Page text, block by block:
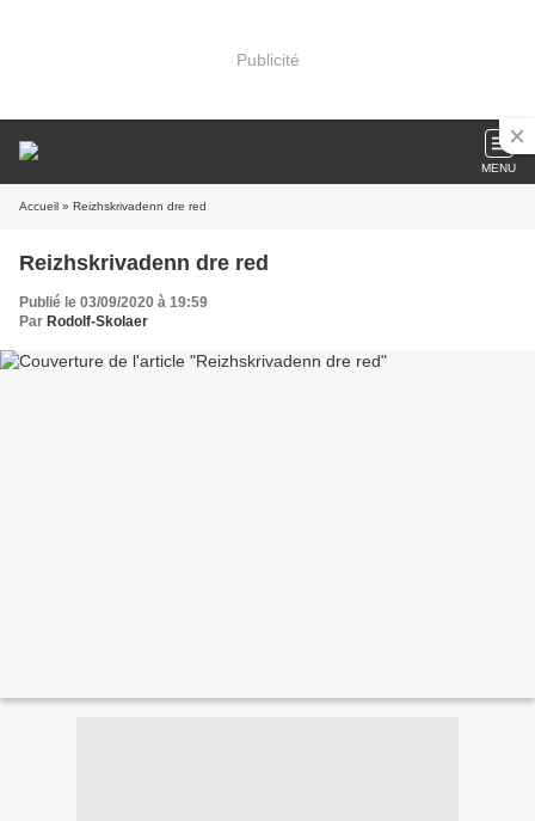
Publicité
MENU
Accueil » Reizhskrivadenn dre red
Reizhskrivadenn dre red
Publié le 03/09/2020 à 19:59
Par Rodolf-Skolaer